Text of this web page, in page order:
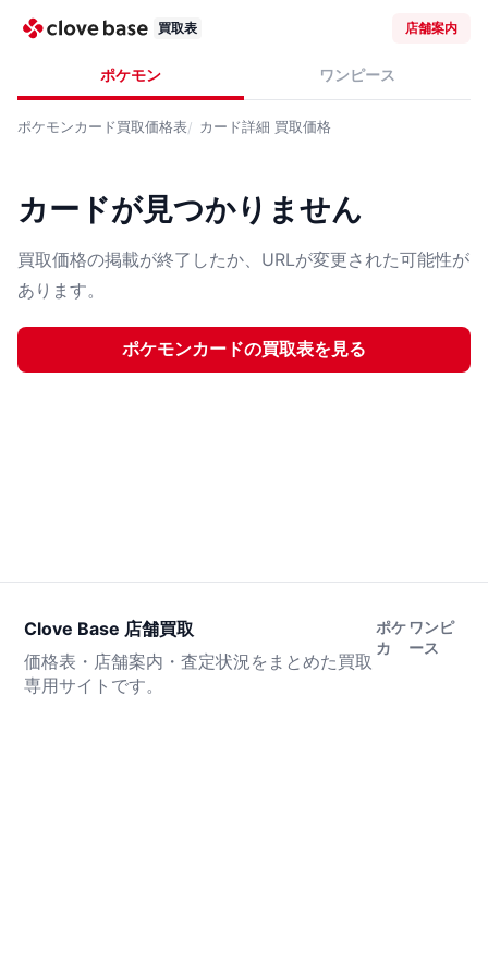
買取表 店舗案内
ポケモン ワンピース
ポケモンカード買取価格表 カード詳細 買取価格
カードが見つかりません
買取価格の掲載が終了したか、URLが変更された可能性が
あります。
ポケモンカードの買取表を見る
Clove Base 店舗買取
価格表・店舗案内・査定状況をまとめた買取
専用サイトです。
ポケ
カ
ワンピ
ース